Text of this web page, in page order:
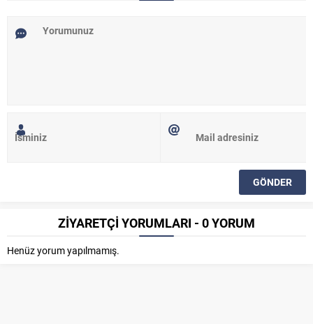
ZİYARETÇİ YORUMLARI - 0 YORUM
Henüz yorum yapılmamış.